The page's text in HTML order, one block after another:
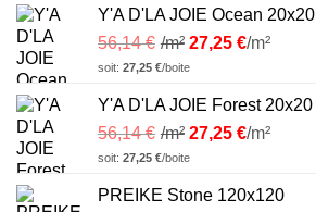
Y'A D'LA JOIE Ocean 20x20
56,14€ /m² 27,25 €/m²
soit: 27,25 €/boite
Y'A D'LA JOIE Forest 20x20
56,14€ /m² 27,25 €/m²
soit: 27,25 €/boite
PREIKE Stone 120x120